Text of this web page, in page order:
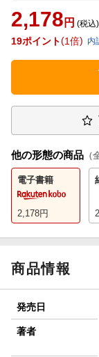
2,178 円 (税込)
19ポイント 1倍 内
他の形態の商品 （
電子書籍
2,178円
商品情報
発売日
著者